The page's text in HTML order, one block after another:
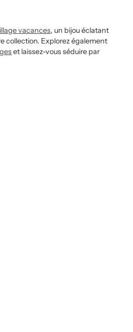
vacances, un bijou éclatant
collection. Explorez également
et laissez-vous séduire par